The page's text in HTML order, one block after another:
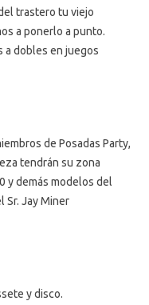
trastero tu viejo
a ponerlo a punto.
a dobles en juegos
de Posadas Party,
tendrán su zona
y demás modelos del
Sr. Jay Miner
y disco.